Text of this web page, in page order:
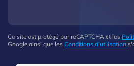
Ce site est protégé par reCAPTCHA et les
Google ainsi que les Conditions d'utilisation